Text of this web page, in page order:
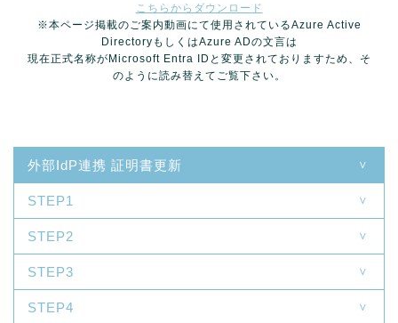
こちらからダウンロード
※本ページ掲載のご案内動画にて使用されているAzure Active
DirectoryもしくはAzure ADの文言は
現在正式名称がMicrosoft Entra IDと変更されておりますため、そ
のように読み替えてご覧下さい。
外部IdP連携 証明書更新
STEP1
STEP2
STEP3
STEP4